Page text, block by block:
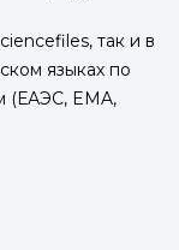
так и в
языках по
(ЕАЭС, EMA,